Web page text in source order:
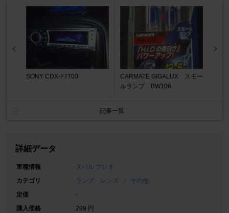
SONY CDX-F7700
CARMATE GIGALUX スモー
ルランプ BW106
記事一覧
詳細データ
車種情報
スバル プレオ
カテゴリ
ランプ、レンズ
その他
定価
-
購入価格
299 円